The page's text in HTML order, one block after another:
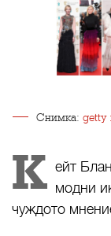
Снимка: getty
К ейт
модни
чуждото